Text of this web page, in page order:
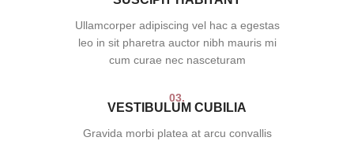
Ullamcorper adipiscing vel hac a egestas
leo in sit pharetra auctor nibh mauris mi
cum curae nec nasceturam
03.
VESTIBULUM CUBILIA
Gravida morbi platea at arcu convallis